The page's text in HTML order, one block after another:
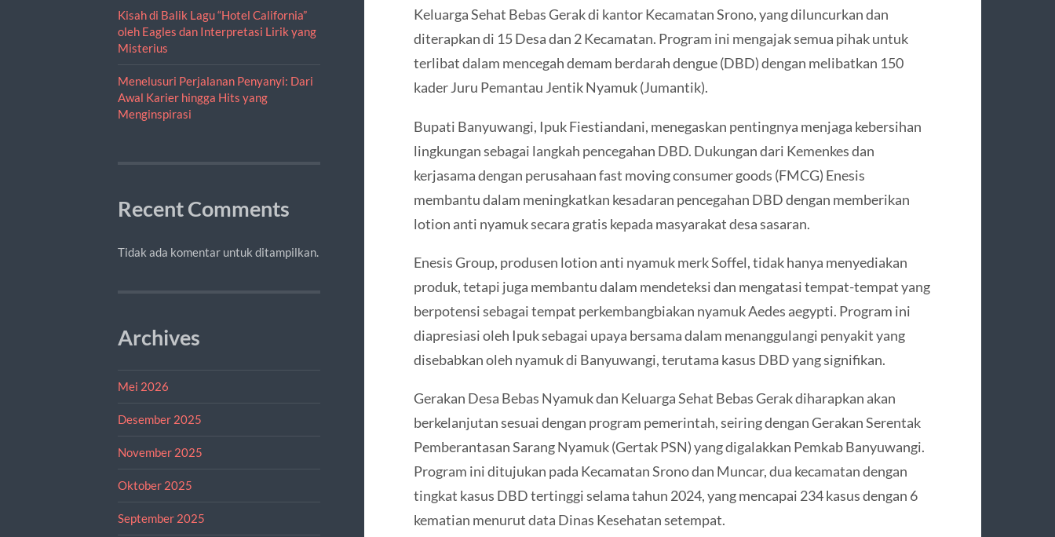
Kisah di Balik Lagu “Hotel California”
oleh Eagles dan Interpretasi Lirik yang
Misterius
Menelusuri Perjalanan Penyanyi: Dari
Awal Karier hingga Hits yang
Menginspirasi
Recent Comments
Tidak ada komentar untuk ditampilkan.
Archives
Mei 2026
Desember 2025
November 2025
Oktober 2025
September 2025
Keluarga Sehat Bebas Gerak di kantor Kecamatan Srono, yang diluncurkan dan
diterapkan di 15 Desa dan 2 Kecamatan. Program ini mengajak semua pihak untuk
terlibat dalam mencegah demam berdarah dengue (DBD) dengan melibatkan 150
kader Juru Pemantau Jentik Nyamuk (Jumantik).
Bupati Banyuwangi, Ipuk Fiestiandani, menegaskan pentingnya menjaga kebersihan
lingkungan sebagai langkah pencegahan DBD. Dukungan dari Kemenkes dan
kerjasama dengan perusahaan fast moving consumer goods (FMCG) Enesis
membantu dalam meningkatkan kesadaran pencegahan DBD dengan memberikan
lotion anti nyamuk secara gratis kepada masyarakat desa sasaran.
Enesis Group, produsen lotion anti nyamuk merk Soffel, tidak hanya menyediakan
produk, tetapi juga membantu dalam mendeteksi dan mengatasi tempat-tempat yang
berpotensi sebagai tempat perkembangbiakan nyamuk Aedes aegypti. Program ini
diapresiasi oleh Ipuk sebagai upaya bersama dalam menanggulangi penyakit yang
disebabkan oleh nyamuk di Banyuwangi, terutama kasus DBD yang signifikan.
Gerakan Desa Bebas Nyamuk dan Keluarga Sehat Bebas Gerak diharapkan akan
berkelanjutan sesuai dengan program pemerintah, seiring dengan Gerakan Serentak
Pemberantasan Sarang Nyamuk (Gertak PSN) yang digalakkan Pemkab Banyuwangi.
Program ini ditujukan pada Kecamatan Srono dan Muncar, dua kecamatan dengan
tingkat kasus DBD tertinggi selama tahun 2024, yang mencapai 234 kasus dengan 6
kematian menurut data Dinas Kesehatan setempat.